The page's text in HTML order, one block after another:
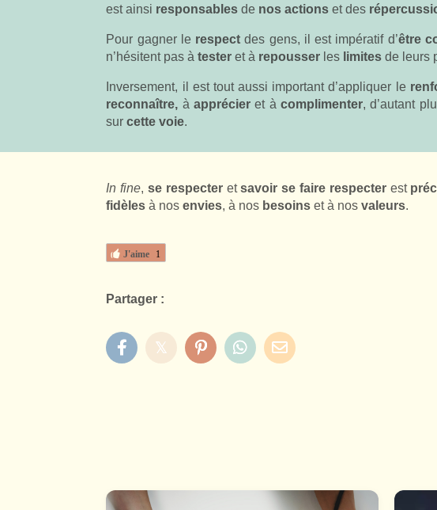
est ainsi responsablesde nos actionset des
Pour gagner le respect des gens, il est impératif d’être
n’hésitent pas àtester et à repousser les limites de leurs
Inversement, il est tout aussi important d’appliquer le
reconnaître, à apprécieret àcomplimenter, d’autant
surcette voie.
In fine,se respecteretsavoir se faire respecterest
fidèles à nosenvies, à nos besoins et à nosvaleurs.
J'aime 1
Partager :